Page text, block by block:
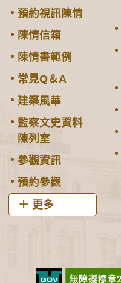
預約視訊陳情
陳情信箱
陳情書範例
常見Q＆A
建築風華
監察文史資料
陳列室
參觀資訊
預約參觀
更多